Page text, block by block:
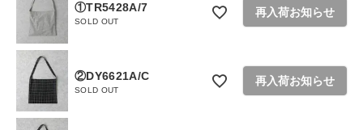
特集
ご利用ガイド
お問い合わせ
ショップリスト
①TR5428A/7
SOLD OUT
再入荷お知らせ
②DY6621A/C
SOLD OUT
再入荷お知らせ